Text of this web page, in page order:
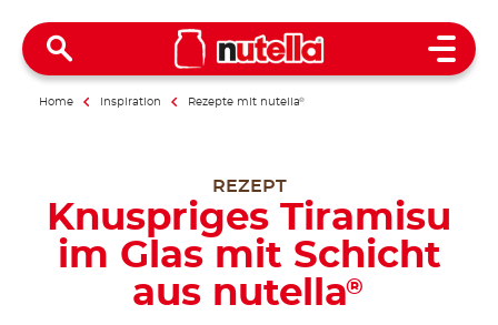
Open
Home Inspiration Rezepte mit nutella®
REZEPT
Knuspriges Tiramisu
im Glas mit Schicht
aus nutella®